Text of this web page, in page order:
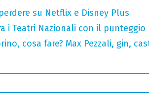
su Netflix e Disney Plus
i Teatri Nazionali con il
cosa fare? Max Pezzali, gin,